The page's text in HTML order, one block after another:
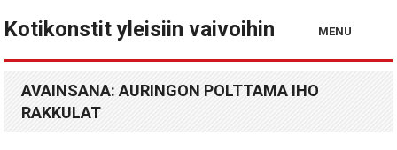
Kotikonstit yleisiin vaivoihin MENU
AVAINSANA:AURINGON POLTTAMA IHO
RAKKULAT